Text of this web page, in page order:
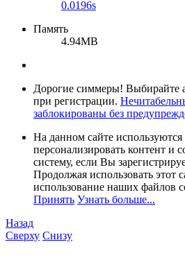
0.0196s
Память
4.94MB
Дорогие симмеры! Выбирайте
при регистрации.
заблокированы без
На данном сайте
персонализировать контент и
систему, если Вы
Продолжая использовать этот
использование наших файлов
Принять Узнать больше...
Назад
Сверху Снизу